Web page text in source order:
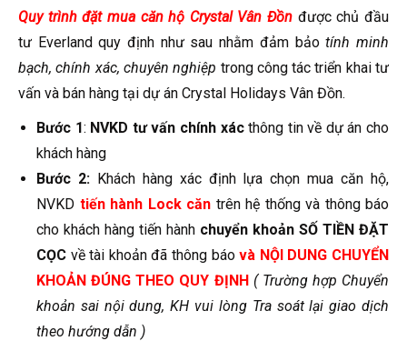
Quy trình đặt mua căn hộ Crystal Vân Đồn được chủ đầu
tư Everland quy định như sau nhằm đảm bảotính minh
bạch, chính xác, chuyên nghiệp trong công tác triển khai tư
vấn và bán hàng tại dự án Crystal Holidays Vân Đồn.
Bước 1: NVKD tư vấn chính xácthông tin về dự án cho
khách hàng
Bước 2:Khách hàng xác định lựa chọn mua căn hộ,
NVKD tiến hành Lock căn trên hệ thống và thông báo
cho khách hàng tiến hành chuyển khoản SỐ TIỀN ĐẶT
CỌC về tài khoản đã thông báovà NỘI DUNG CHUYỂN
KHOẢN ĐÚNG THEO QUY ĐỊNH ( Trường hợp Chuyển
khoản sai nội dung, KH vui lòng Tra soát lại giao dịch
theo hướng dẫn )